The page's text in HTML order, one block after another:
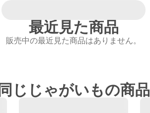
最近見た商品
販売中の最近見た商品はありません。
同じじゃがいもの商品